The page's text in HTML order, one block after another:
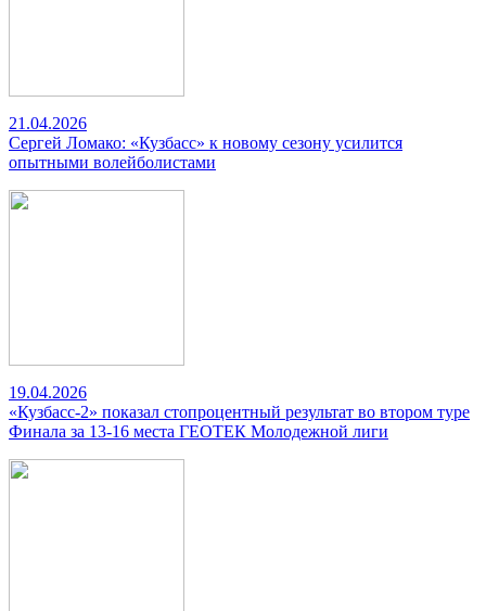
21.04.2026
Сергей Ломако: «Кузбасс» к новому сезону усилится
опытными волейболистами
19.04.2026
«Кузбасс-2» показал стопроцентный результат во втором туре
Финала за 13-16 места ГЕОТЕК Молодежной лиги